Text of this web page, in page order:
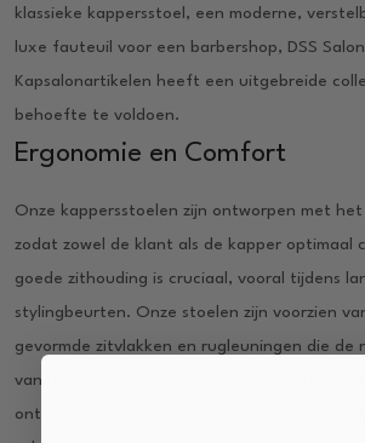
klassieke kappersstoel, een moderne,
luxe fauteuil voor een barbershop, DSS
Kapsalonartikelen heeft een uitgebreide
behoefte te voldoen.
Ergonomie en Comfort
Onze kappersstoelen zijn ontworpen met
zodat zowel de klant als de kapper optimaal
goede zithouding is cruciaal, vooral tijdens
stylingbeurten. Onze stoelen zijn voorzien
gevormde zitvlakken en rugleuningen die de
van het lichaam ondersteunen. Dit zorgt
ontspannen voelen, wat bijdraagt aan een